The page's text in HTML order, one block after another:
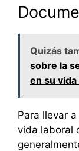
Quizás
sobre la
en su
Para llevar
vida laboral